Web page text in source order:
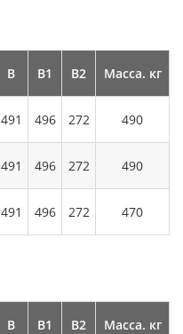
В В1 В2 Масса. кг
491 496 272 490
491 496 272 490
491 496 272 470
В В1 В2 Масса. кг